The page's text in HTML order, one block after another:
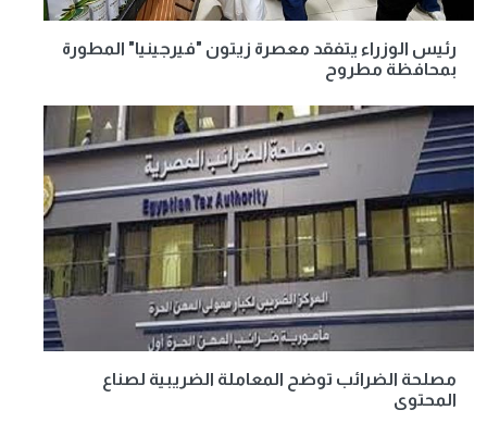
رئيس الوزراء يتفقد معصرة زيتون "فيرجينيا" المطورة
بمحافظة مطروح
مصلحة الضرائب توضح المعاملة الضريبية لصناع
المحتوى